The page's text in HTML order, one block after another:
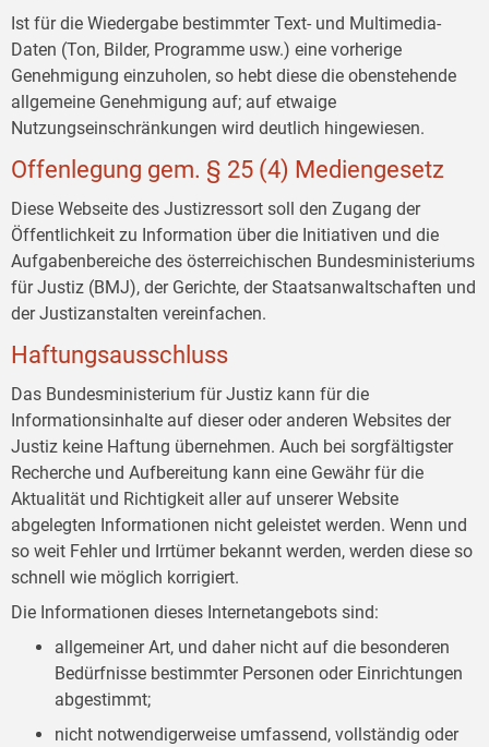
Ist für die Wiedergabe bestimmter Text- und Multimedia-
Daten (Ton, Bilder, Programme usw.) eine vorherige
Genehmigung einzuholen, so hebt diese die obenstehende
allgemeine Genehmigung auf; auf etwaige
Nutzungseinschränkungen wird deutlich hingewiesen.
Offenlegung gem. § 25 (4) Mediengesetz
Diese Webseite des Justizressort soll den Zugang der
Öffentlichkeit zu Information über die Initiativen und die
Aufgabenbereiche des österreichischen Bundesministeriums
für Justiz (BMJ), der Gerichte, der Staatsanwaltschaften und
der Justizanstalten vereinfachen.
Haftungsausschluss
Das Bundesministerium für Justiz kann für die
Informationsinhalte auf dieser oder anderen Websites der
Justiz keine Haftung übernehmen. Auch bei sorgfältigster
Recherche und Aufbereitung kann eine Gewähr für die
Aktualität und Richtigkeit aller auf unserer Website
abgelegten Informationen nicht geleistet werden. Wenn und
so weit Fehler und Irrtümer bekannt werden, werden diese so
schnell wie möglich korrigiert.
Die Informationen dieses Internetangebots sind:
allgemeiner Art, und daher nicht auf die besonderen
Bedürfnisse bestimmter Personen oder Einrichtungen
abgestimmt;
nicht notwendigerweise umfassend, vollständig oder